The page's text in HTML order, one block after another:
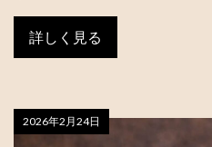
詳しく見る
2026年2月24日